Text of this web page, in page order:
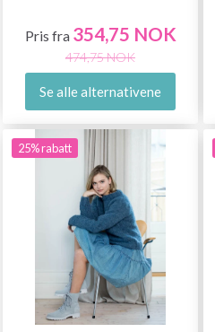
Pris fra 354,75 NOK
474,75 NOK
Se alle alternativene
25% rabatt